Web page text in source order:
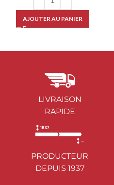
AJOUTER AU PANIER
LIVRAISON
RAPIDE
PRODUCTEUR
DEPUIS 1937